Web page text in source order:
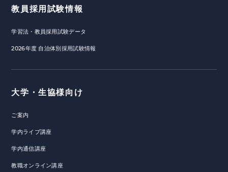
教員採用試験情報
学習法・教員採用試験データ
2026年度 自治体別採用試験情報
大学・生協様向け
ご案内
学内ライブ講座
学内通信講座
教職オンライン講座